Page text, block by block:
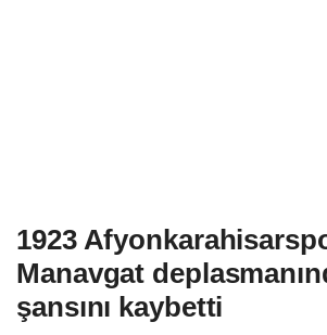
1923
Manavgat
şansını kaybetti